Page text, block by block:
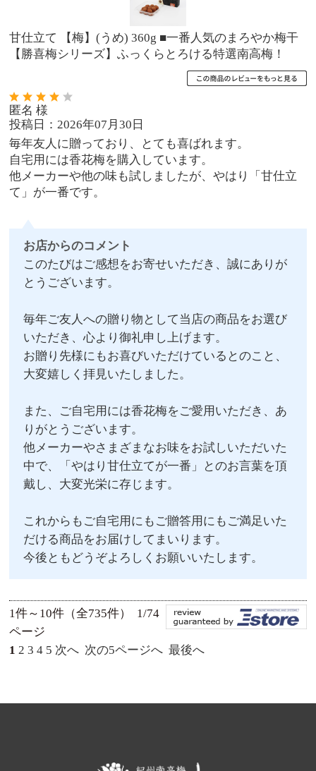
甘仕立て 【梅】(うめ) 360g ■一番人気のまろやか梅干
【勝喜梅シリーズ】ふっくらとろける特選南高梅！
匿名 様
投稿日：2026年07月30日
毎年友人に贈っており、とても喜ばれます。
自宅用には香花梅を購入しています。
他メーカーや他の味も試しましたが、やはり「甘仕立
て」が一番です。
お店からのコメント
このたびはご感想をお寄せいただき、誠にありが
とうございます。
毎年ご友人への贈り物として当店の商品をお選び
いただき、心より御礼申し上げます。
お贈り先様にもお喜びいただけているとのこと、
大変嬉しく拝見いたしました。
また、ご自宅用には香花梅をご愛用いただき、あ
りがとうございます。
他メーカーやさまざまなお味をお試しいただいた
中で、「やはり甘仕立てが一番」とのお言葉を頂
戴し、大変光栄に存じます。
これからもご自宅用にもご贈答用にもご満足いた
だける商品をお届けしてまいります。
今後ともどうぞよろしくお願いいたします。
1件～10件（全735件） 1/74
ページ
1 2 3 4 5 次へ 次の5ページへ 最後へ